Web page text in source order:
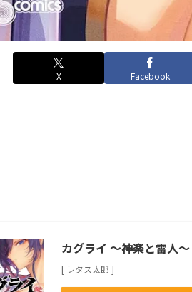
X Facebook
カグライ ～神楽と雷人
[ レタス太郎 ]